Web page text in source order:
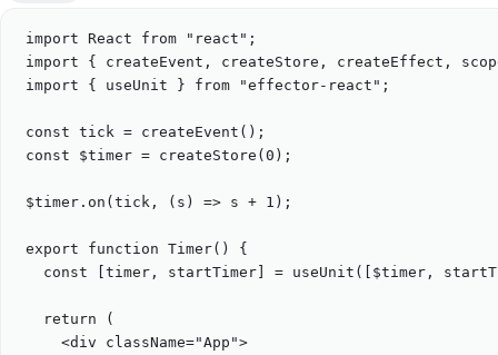
import React from " react " ;
import { createEvent , createStore , createEffect ,
import { useUnit } from "effector-react " ;
const tick = createEvent ();
const
$timer = createStore ( 0 );
$timer. on ( tick, ( s ) => s + 1 );
export function Timer() {
const
timer, startTimer] = useUnit ([ $timer,
return (
<div className="App ">